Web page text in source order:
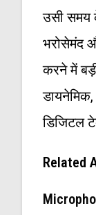
उसी
भरोसेमंद
करने में
डिजिटल
Related